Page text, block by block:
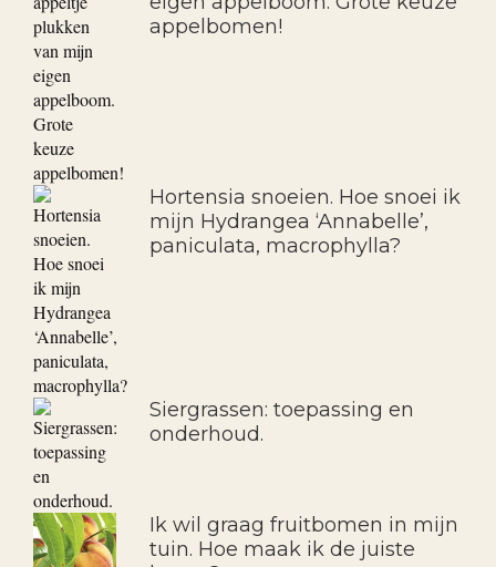
appelbomen!
Hortensia snoeien. Hoe snoei ik
mijn Hydrangea ‘Annabelle’,
paniculata, macrophylla?
Siergrassen: toepassing en
onderhoud.
Ik wil graag fruitbomen in mijn
tuin. Hoe maak ik de juiste